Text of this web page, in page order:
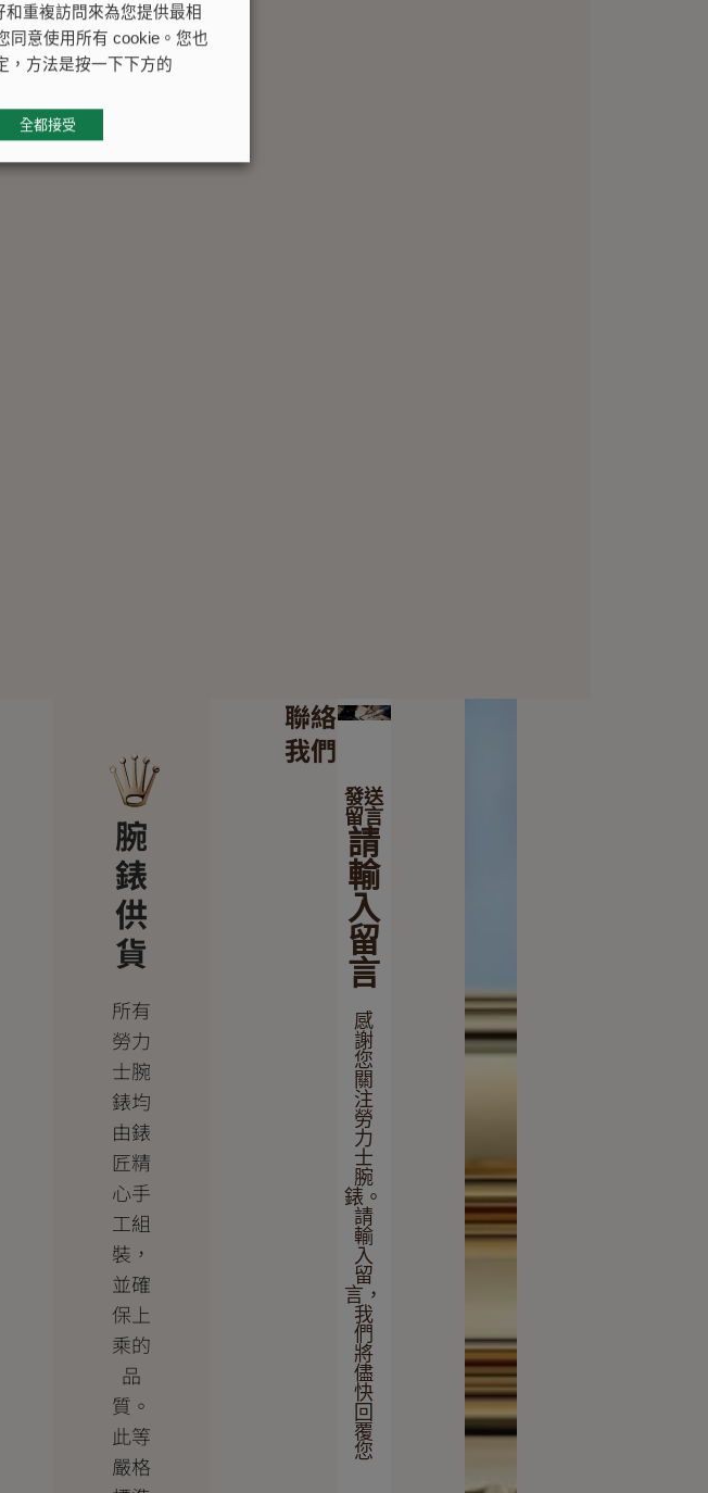
腕
錶
供
貨
所有
勞力
士腕
錶均
由錶
匠精
心手
工組
裝，
並確
保上
乘的
品
質。
此等
嚴格
聯絡
我們
發送
留言
請
輸
入
留
言
感
謝
您
關
注
勞
力
士
腕
錶。
請
輸
入
留
言，
我
們
將
儘
快
回
覆
您
重複訪問來為您提供最相
同意使用所有 cookie。您也
，方法是按一下下方的
全都接受